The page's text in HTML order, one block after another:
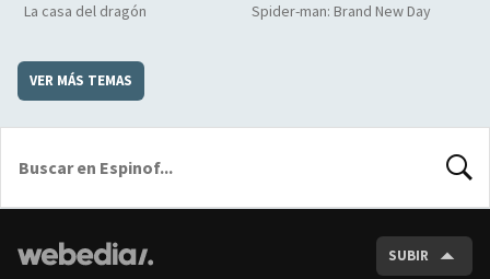
La casa del dragón Spider-man: Brand New Day
VER MÁS TEMAS
SUBIR